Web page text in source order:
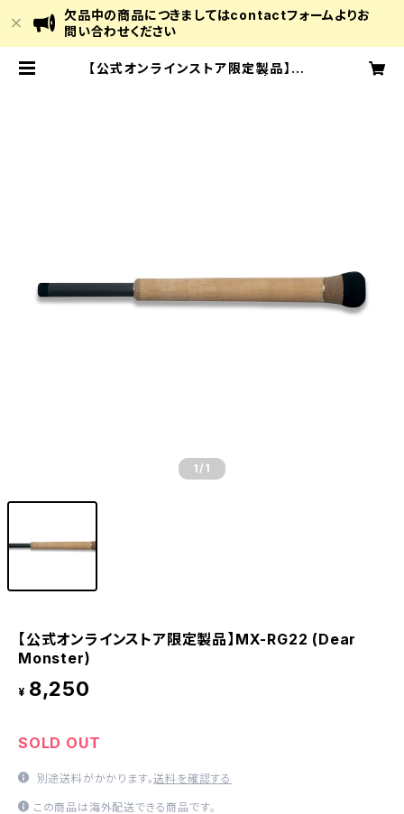
欠品中の商品につきましてはcontactフォームよりお
問い合わせください
【公式オンラインストア限定製品】MX
1 /1
【公式オンラインストア限定製品】MX-RG22 (Dear
Monster)
¥ 8,250
SOLD OUT
別途送料がかかります。送料を確認する
この商品は海外配送できる商品です。